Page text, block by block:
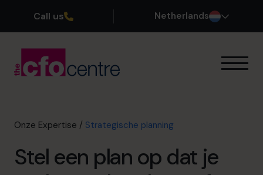
Call us Netherlands
Onze CFOs
Over ons
Word lid van ons team
Onze Expertise / Strategische planning
Stel een plan op dat je